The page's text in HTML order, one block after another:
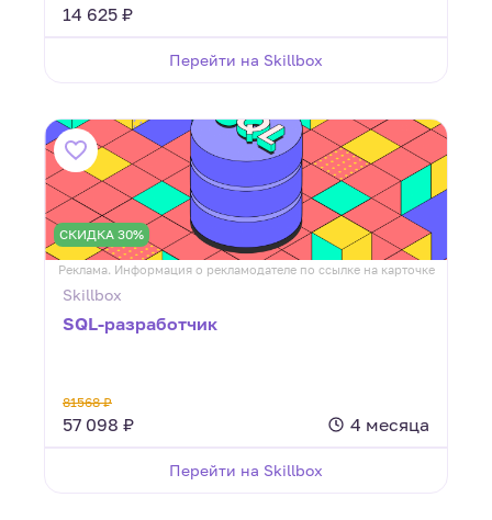
14 625 ₽
Перейти на Skillbox
СКИДКА 30%
Реклама. Информация о рекламодателе по ссылке на карточке
Skillbox
SQL-разработчик
81568 ₽
57 098 ₽ 4 месяца
Перейти на Skillbox